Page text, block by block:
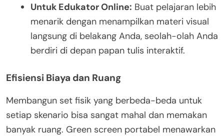
Untuk Edukator Online: Buat pelajaran lebih
menarik dengan menampilkan materi visual
langsung di belakang Anda, seolah-olah Anda
berdiri di depan papan tulis interaktif.
Efisiensi Biaya dan Ruang
Membangun set fisik yang berbeda-beda untuk
setiap skenario bisa sangat mahal dan memakan
banyak ruang. Green screen portabel menawarkan